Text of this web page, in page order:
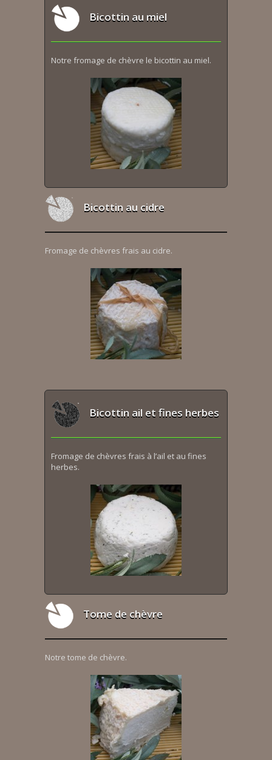
Bicottin au miel
Notre fromage de chèvre le bicottin au miel.
Bicottin au cidre
Fromage de chèvres frais au cidre.
Bicottin ail et fines herbes
Fromage de chèvres frais à l’ail et au fines
herbes.
Tome de chèvre
Notre tome de chèvre.